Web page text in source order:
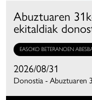
Abuztuaren
ekitaldiak
EASOKO BETERANOEN
2026/08/31
Donostia - Abuztuaren